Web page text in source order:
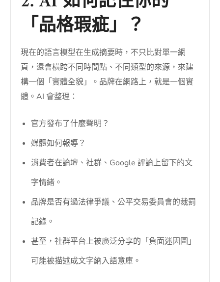
「品格瑕疵」？
現在的語言模型在生成摘要時，不只比對單一網
頁，還會橫跨不同時間點、不同類型的來源，來建
構一個「實體全貌」。品牌在網路上，就是一個實
體。AI 會整理：
官方發布了什麼聲明？
媒體如何報導？
消費者在論壇、社群、Google 評論上留下的文
字情緒。
品牌是否有過法律爭議、公平交易委員會的裁罰
記錄。
甚至，社群平台上被廣泛分享的「負面迷因圖」
可能被描述成文字納入語意庫。